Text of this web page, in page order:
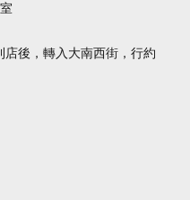
後，轉入大南西街，行約